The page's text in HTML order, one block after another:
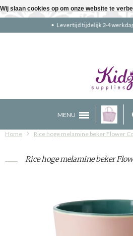
Gratis
MENU
Home Rice hoge melamine beker Flower
Rice hoge melamine beker
Wij slaan cookies op om onze website te